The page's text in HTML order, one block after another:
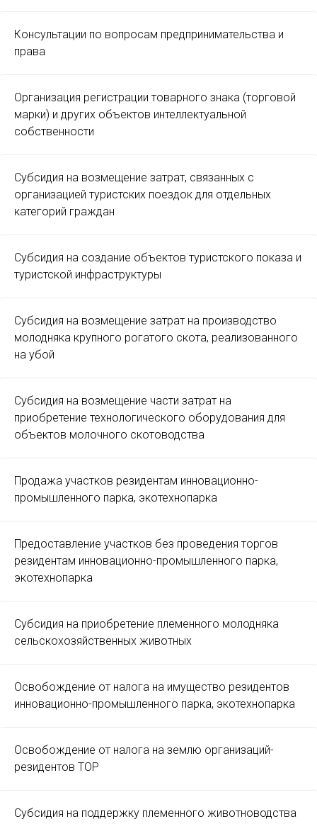
Консультации по вопросам предпринимательства и
права
Организация регистрации товарного знака (торговой
марки) и других объектов интеллектуальной
собственности
Субсидия на возмещение затрат, связанных с
организацией туристских поездок для отдельных
категорий граждан
Субсидия на создание объектов туристского показа и
туристской инфраструктуры
Субсидия на возмещение затрат на производство
молодняка крупного рогатого скота, реализованного
на убой
Субсидия на возмещение части затрат на
приобретение технологического оборудования для
объектов молочного скотоводства
Продажа участков резидентам инновационно-
промышленного парка, экотехнопарка
Предоставление участков без проведения торгов
резидентам инновационно-промышленного парка,
экотехнопарка
Субсидия на приобретение племенного молодняка
сельскохозяйственных животных
Освобождение от налога на имущество резидентов
инновационно-промышленного парка, экотехнопарка
Освобождение от налога на землю организаций-
резидентов ТОР
Субсидия на поддержку племенного животноводства